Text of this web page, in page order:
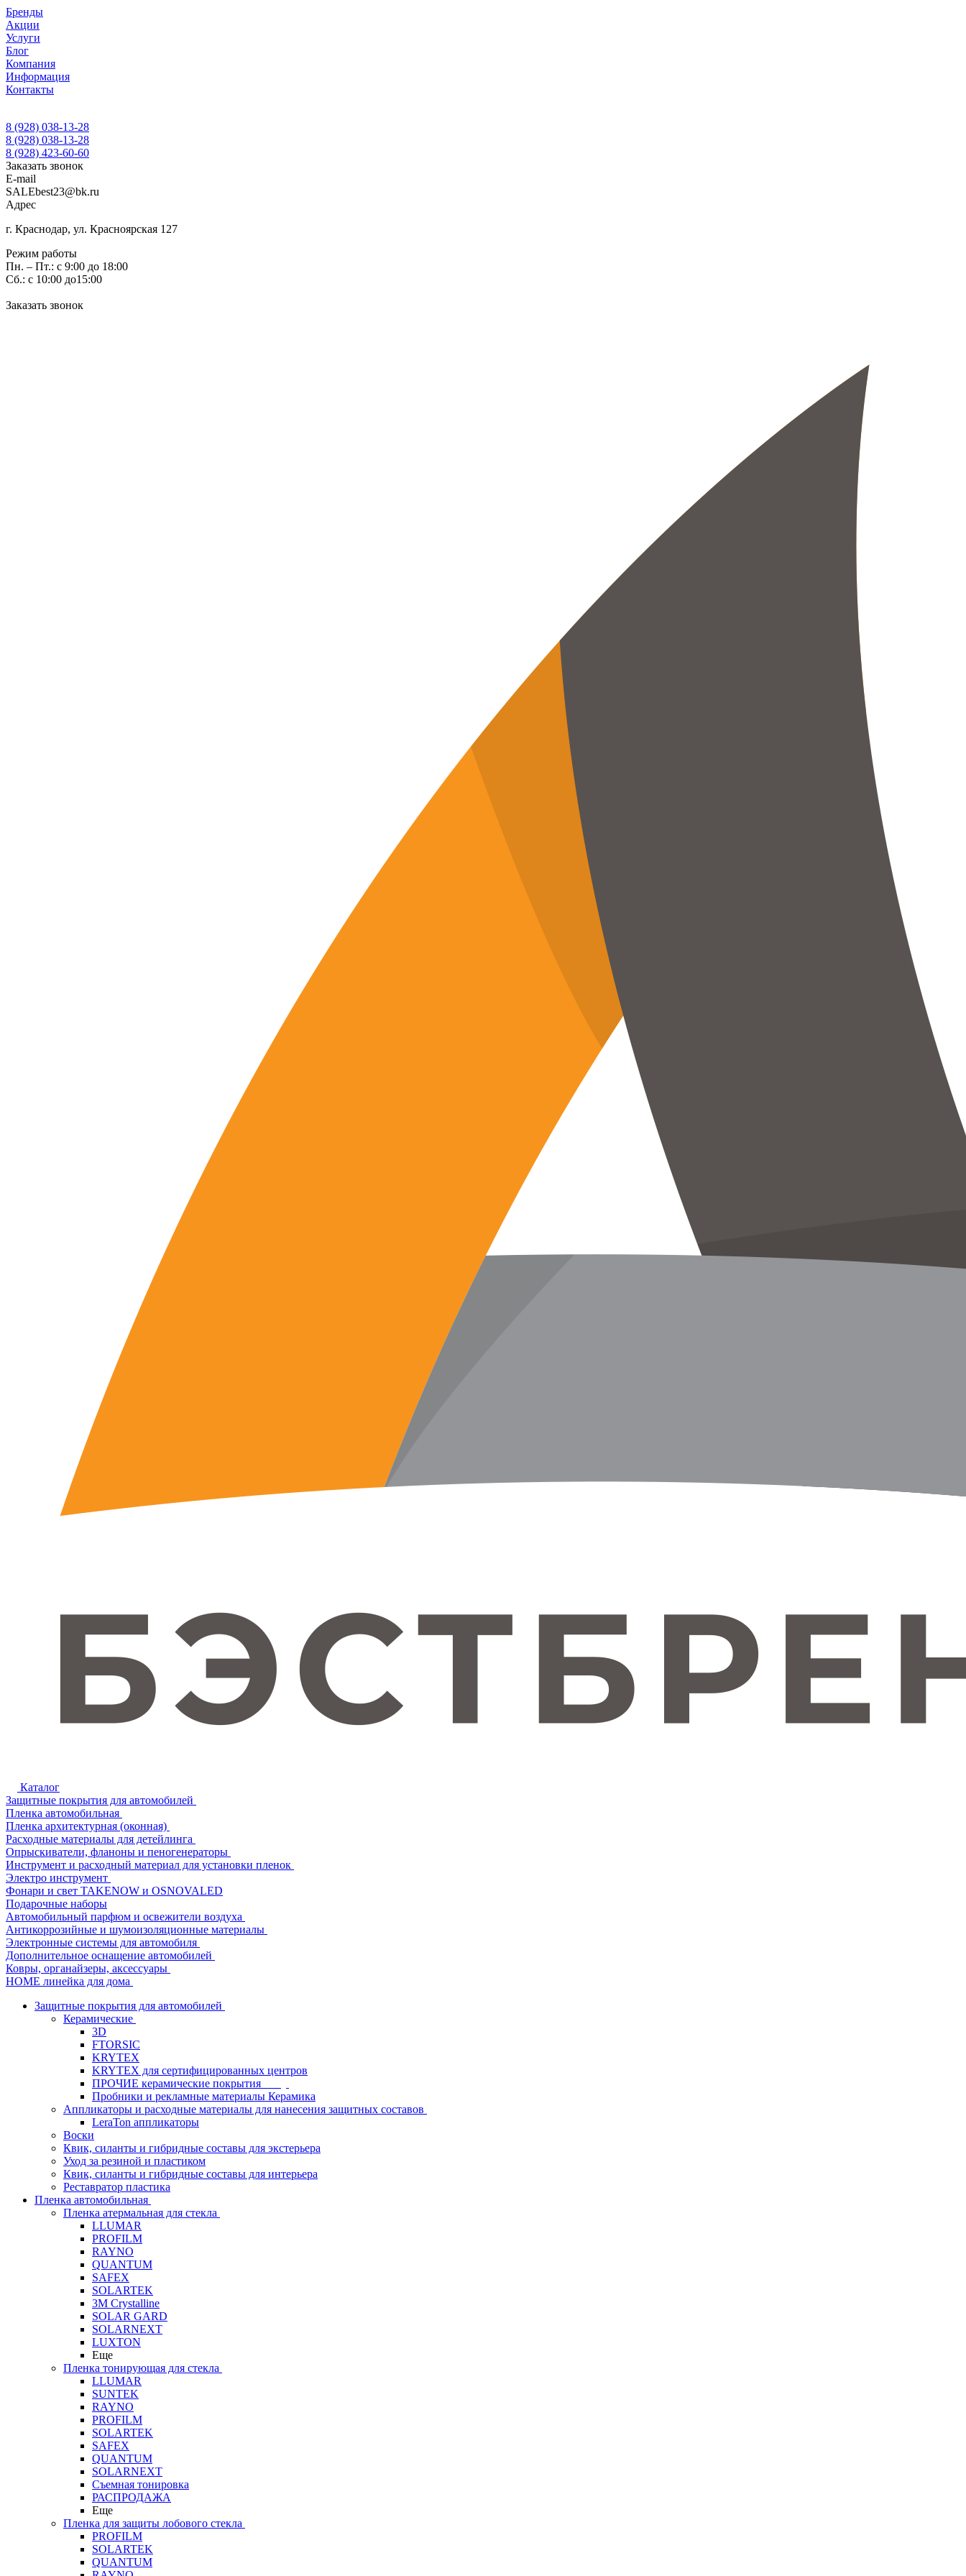
Бренды
Акции
Услуги
Блог
Компания
Информация
Контакты
8 (928) 038-13-28
8 (928) 038-13-28
8 (928) 423-60-60
Заказать звонок
E-mail
SALEbest23@bk.ru
Адрес
г. Краснодар, ул. Красноярская 127
Режим работы
Пн. – Пт.: с 9:00 до 18:00
Сб.: с 10:00 до15:00
Заказать звонок
Каталог
Защитные покрытия для автомобилей
Пленка автомобильная
Пленка архитектурная (оконная)
Расходные материалы для детейлинга
Опрыскиватели, фланоны и пеногенераторы
Инструмент и расходный материал для установки пленок
Электро инструмент
Фонари и свет TAKENOW и OSNOVALED
Подарочные наборы
Автомобильный парфюм и освежители воздуха
Антикоррозийные и шумоизоляционные материалы
Электронные системы для автомобиля
Дополнительное оснащение автомобилей
Ковры, органайзеры, аксессуары
HOME линейка для дома
Защитные покрытия для автомобилей
Керамические
3D
FTORSIC
KRYTEX
KRYTEX для сертифицированных центров
ПРОЧИЕ керамические покрытия
Пробники и рекламные материалы Керамика
Аппликаторы и расходные материалы для нанесения защитных составов
LeraTon аппликаторы
Воски
Квик, силанты и гибридные составы для экстерьера
Уход за резиной и пластиком
Квик, силанты и гибридные составы для интерьера
Реставратор пластика
Пленка автомобильная
Пленка атермальная для стекла
LLUMAR
PROFILM
RAYNO
QUANTUM
SAFEX
SOLARTEK
3M Crystalline
SOLAR GARD
SOLARNEXT
LUXTON
Еще
Пленка тонирующая для стекла
LLUMAR
SUNTEK
RAYNO
PROFILM
SOLARTEK
SAFEX
QUANTUM
SOLARNEXT
Съемная тонировка
РАСПРОДАЖА
Еще
Пленка для защиты лобового стекла
PROFILM
SOLARTEK
QUANTUM